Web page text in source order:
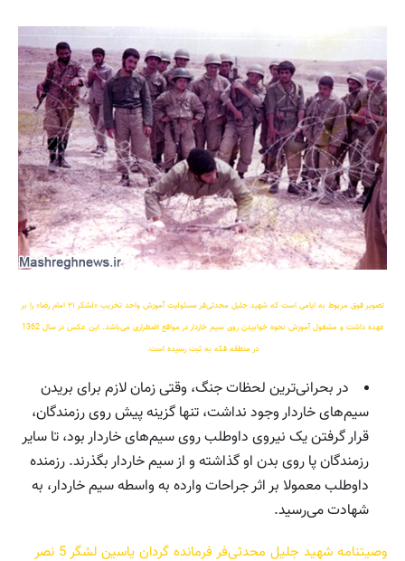
تصویر فوق مربوط به ایامی است که شهید جلیل محدثی‌فر مسئولیت آموزش واحد تخریب «لشکر ۲۱ امام رضا» را بر
عهده داشت و مشغول آموزش نحوه خوابیدن روی سیم خاردار در مواقع اضطراری می‌باشد. این عکس در سال 1362
در منطقه فکه به ثبت رسیده است.
در بحرانی‌ترین لحظات جنگ، وقتی زمان لازم برای بریدن
سیم‌های خاردار وجود نداشت، تنها گزینه پیش روی رزمندگان،
قرار گرفتن یک نیروی داوطلب روی سیم‌های خاردار بود، تا سایر
رزمندگان پا روی بدن او گذاشته و از سیم خاردار بگذرند. رزمنده
داوطلب معمولا بر اثر جراحات وارده به واسطه سیم خاردار، به
شهادت می‌رسید.
وصیتنامه شهید جلیل محدثی‌‌فر فرمانده گردان یاسین لشگر 5 نصر